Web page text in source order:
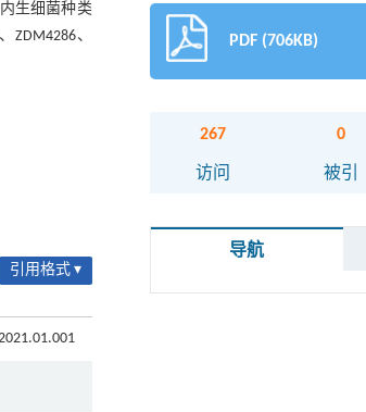
生细菌种类
、
引用格式 ▾
PDF (706KB)
267
访问
0
被引
导航